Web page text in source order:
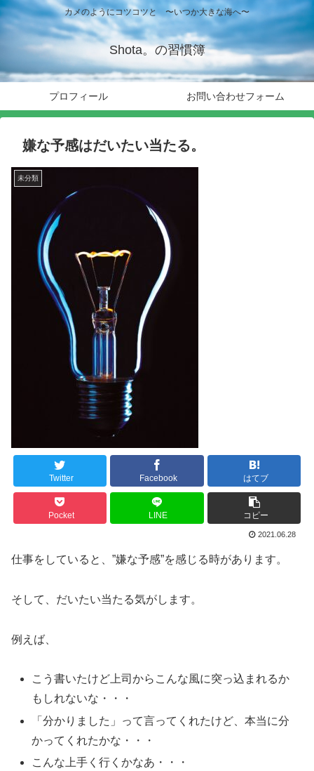
カメのようにコツコツと 〜いつか大きな海へ〜
Shota。の習慣簿
プロフィール お問い合わせフォーム
嫌な予感はだいたい当たる。
未分類
Twitter Facebook はてブ
Pocket LINE コピー
2021.06.28
仕事をしていると、”嫌な予感”を感じる時があります。
そして、だいたい当たる気がします。
例えば、
こう書いたけど上司からこんな風に突っ込まれるか
もしれないな・・・
「分かりました」って言ってくれたけど、本当に分
かってくれたかな・・・
こんな上手く行くかなあ・・・